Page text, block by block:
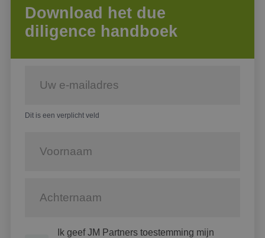
Download het due
diligence handboek
Dit is een verplicht veld
Ik geef JM Partners toestemming mijn